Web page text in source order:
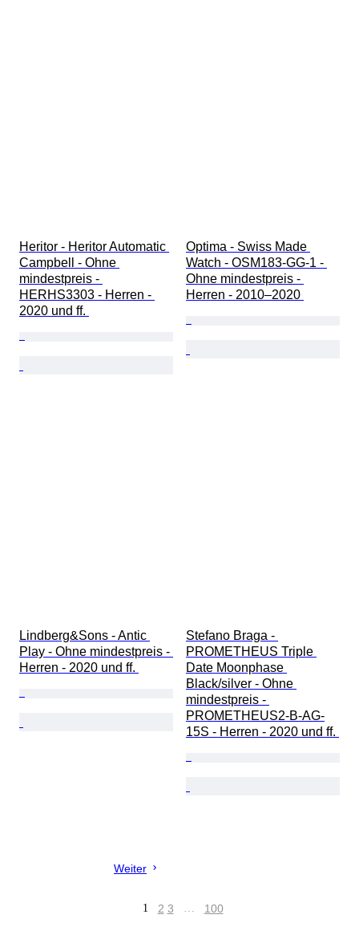
Heritor - Heritor Automatic
Campbell - Ohne
mindestpreis -
HERHS3303 - Herren -
2020 und ff.
Optima - Swiss Made
Watch - OSM183-GG-1 -
Ohne mindestpreis -
Herren - 2010–2020
Lindberg&Sons - Antic
Play - Ohne mindestpreis -
Herren - 2020 und ff.
Stefano Braga -
PROMETHEUS Triple
Date Moonphase
Black/silver - Ohne
mindestpreis -
PROMETHEUS2-B-AG-
15S - Herren - 2020 und ff.
Weiter
1 2 3 … 100